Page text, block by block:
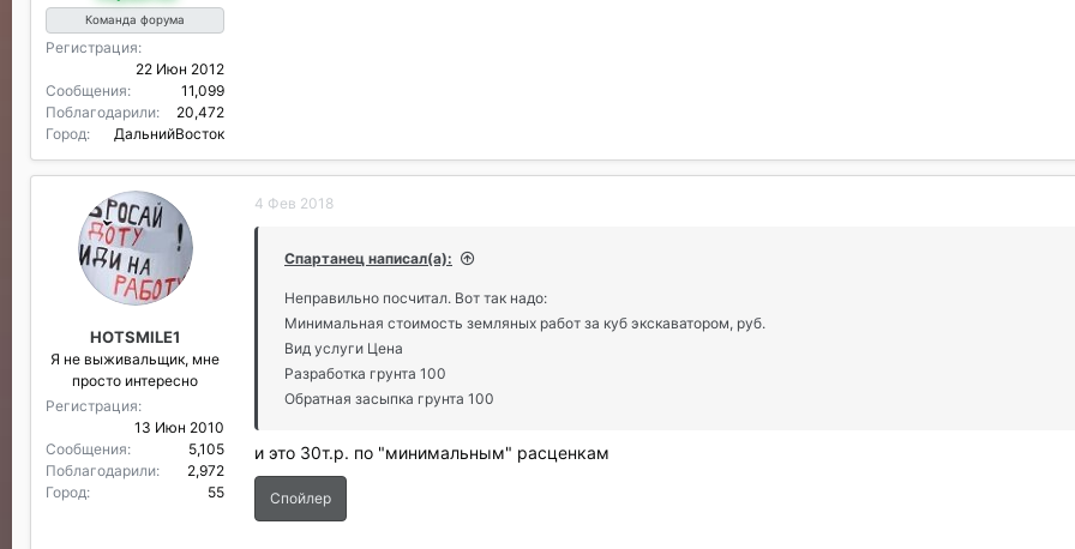
Команда форума
Регистрация
22 Июн 2012
Сообщения
11,099
Поблагодарили
20,472
Город
ДальнийВосток
HOTSMILE1
Я не выживальщик, мне
просто интересно
Регистрация
13 Июн 2010
Сообщения
5,105
Поблагодарили
2,972
Город
55
4 Фев 2018
Спартанец написал(а):
Неправильно посчитал. Вот так надо:
Минимальная стоимость земляных работ за куб экскаватором, руб.
Вид услуги Цена
Разработка грунта 100
Обратная засыпка грунта 100
и это 30т.р. по "минимальным" расценкам
Спойлер